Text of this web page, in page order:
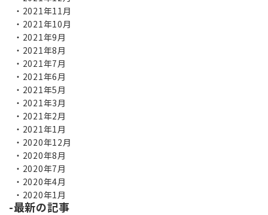
2021年11月
2021年10月
2021年9月
2021年8月
2021年7月
2021年6月
2021年5月
2021年3月
2021年2月
2021年1月
2020年12月
2020年8月
2020年7月
2020年4月
2020年1月
最新の記事